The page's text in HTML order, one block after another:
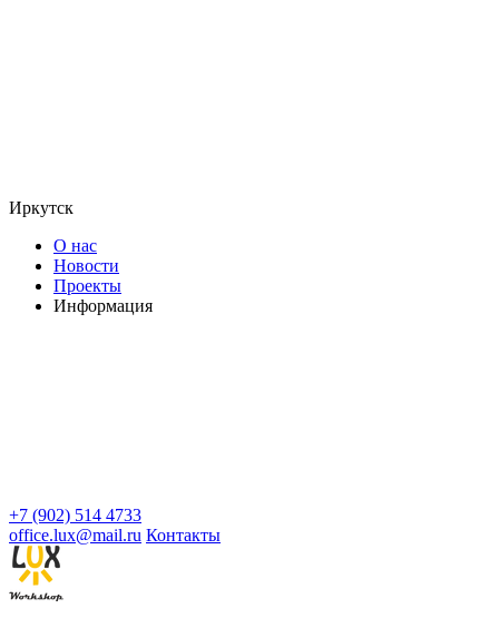
Иркутск
О нас
Новости
Проекты
Информация
+7 (902) 514 4733
office.lux@mail.ru Контакты